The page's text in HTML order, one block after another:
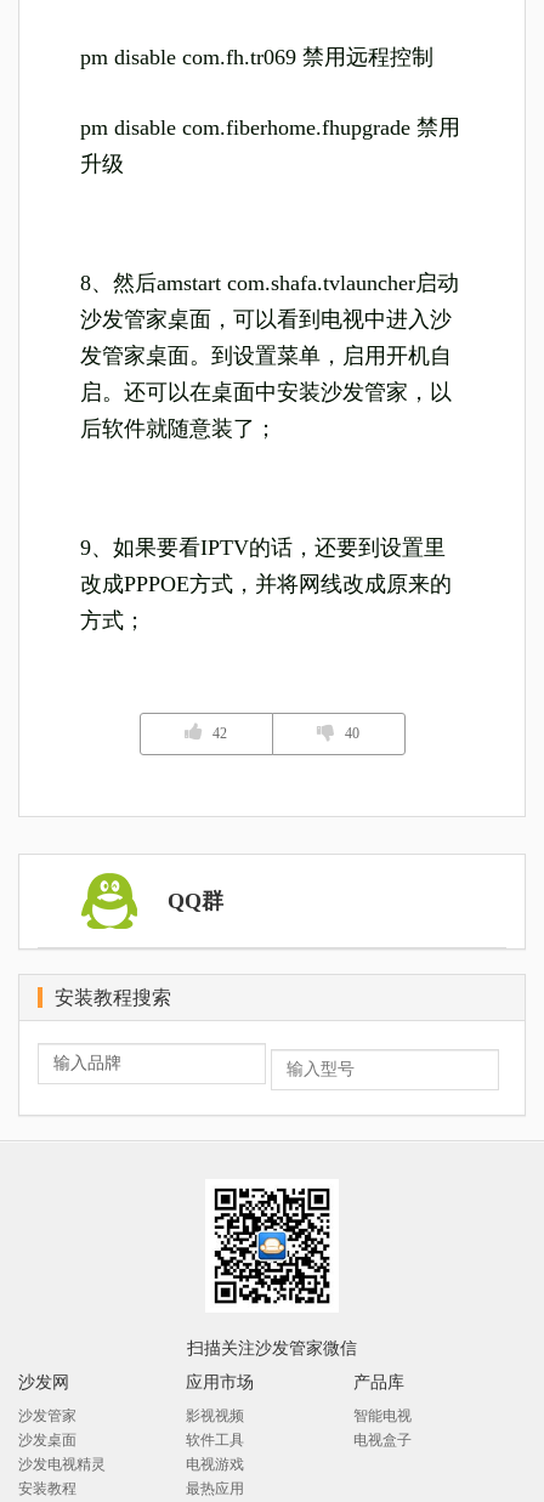
pm disable com.fh.tr069 禁用远程控制
pm disable com.fiberhome.fhupgrade 禁用
升级
8、然后amstart com.shafa.tvlauncher启动
沙发管家桌面，可以看到电视中进入沙
发管家桌面。到设置菜单，启用开机自
启。还可以在桌面中安装沙发管家，以
后软件就随意装了；
9、如果要看IPTV的话，还要到设置里
改成PPPOE方式，并将网线改成原来的
方式；
42 40
QQ群
安装教程搜索
扫描关注沙发管家微信
沙发网
沙发管家
沙发桌面
沙发电视精灵
安装教程
应用市场
影视视频
软件工具
电视游戏
最热应用
产品库
智能电视
电视盒子